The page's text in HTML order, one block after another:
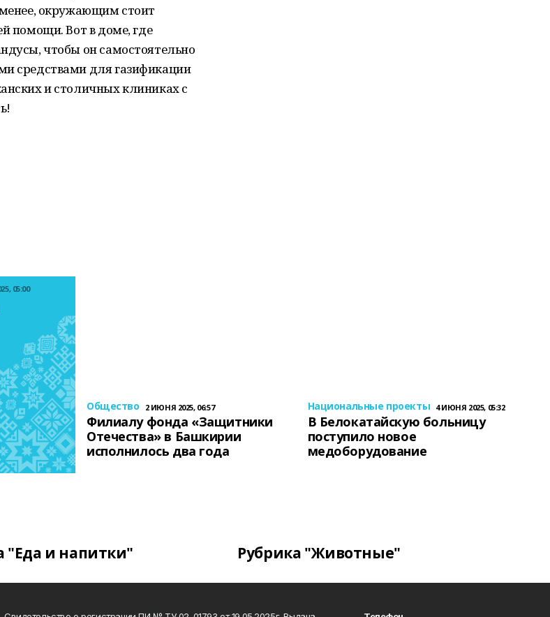
окружающим стоит
помощи. Вот в доме, где
чтобы он самостоятельно
средствами для газификации
и столичных клиниках с
05:00
Общество 2 ИЮНЯ 2025, 06:57
Филиалу фонда «Защитники
Отечества» в Башкирии
исполнилось два года
Национальные проекты 4 ИЮНЯ 2025, 05:32
В Белокатайскую больницу
поступило новое
медоборудование
"Еда и напитки" Рубрика "Животные"